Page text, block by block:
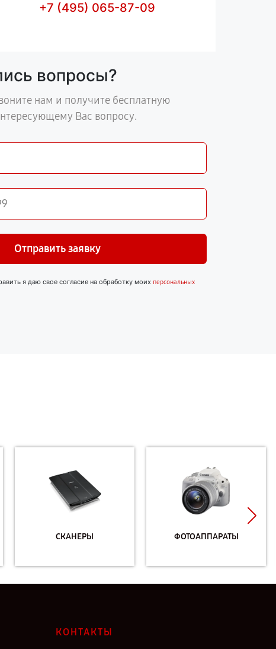
+7 (495) 065-87-09
вопросы?
нам и получите бесплатную
Вас вопросу.
Отправить заявку
я даю свое согласие на обработку моих персональных
СКАНЕРЫ ФОТОАППАРАТЫ
КОНТАКТЫ